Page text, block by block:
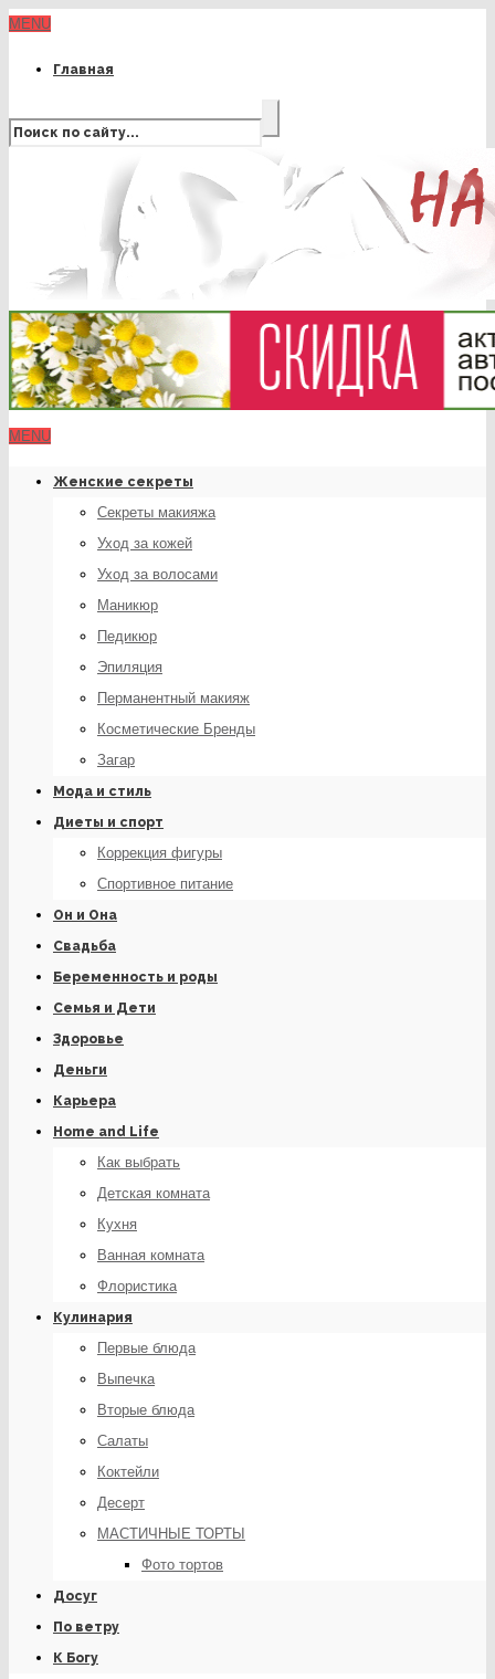
MENU
Главная
MENU
Женские секреты
Секреты макияжа
Уход за кожей
Уход за волосами
Маникюр
Педикюр
Эпиляция
Перманентный макияж
Косметические Бренды
Загар
Мода и стиль
Диеты и спорт
Коррекция фигуры
Спортивное питание
Он и Она
Свадьба
Беременность и роды
Семья и Дети
Здоровье
Деньги
Карьера
Home and Life
Как выбрать
Детская комната
Кухня
Ванная комната
Флористика
Кулинария
Первые блюда
Выпечка
Вторые блюда
Салаты
Коктейли
Десерт
МАСТИЧНЫЕ ТОРТЫ
Фото тортов
Досуг
По ветру
К Богу